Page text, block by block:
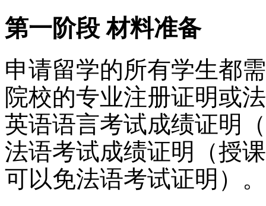
第一阶段 材料准备
申请留学的所有学生都
院校的专业注册证明或
英语语言考试成绩证明
法语考试成绩证明（授
可以免法语考试证明）。